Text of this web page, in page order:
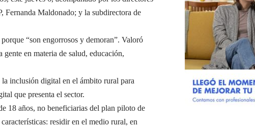
Maldonado; y la subdirectora de
“son engorrosos y demoran”. Valoró
en materia de salud, educación,
inclusión digital en el ámbito rural para
que presenta el sector.
18 años, no beneficiarias del plan piloto de
residir en el medio rural, en